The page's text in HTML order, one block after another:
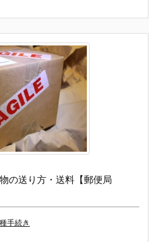
の送り方・送料【郵便局
手続き